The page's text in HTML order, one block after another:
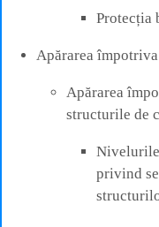
Protecția
Apărarea
Apărarea
structurile de
privind